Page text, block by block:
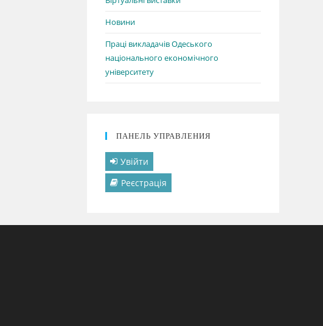
Новини
Праці викладачів Одеського
національного економічного
університету
ПАНЕЛЬ УПРАВЛЕНИЯ
Увійти
Реєстрація